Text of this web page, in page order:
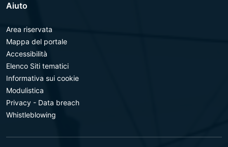
Aiuto
Area riservata
Mappa del portale
Accessibilità
Elenco Siti tematici
Informativa sui cookie
Modulistica
Privacy - Data breach
Whistleblowing